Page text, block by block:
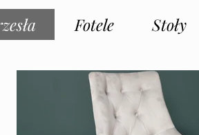
Fotele Stoły